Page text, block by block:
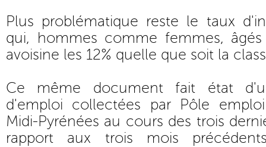
Plus problématique reste le taux
qui, hommes comme femmes,
avoisine les 12% quelle que soit la
Ce même document fait état
d'emploi collectées par Pôle
Midi-Pyrénées au cours des trois
rapport aux trois mois